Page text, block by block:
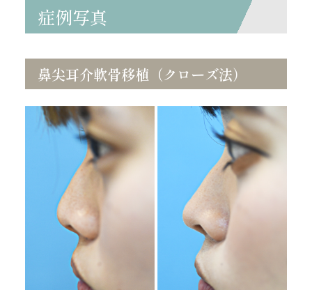
症例写真
鼻尖耳介軟骨移植（クローズ法）